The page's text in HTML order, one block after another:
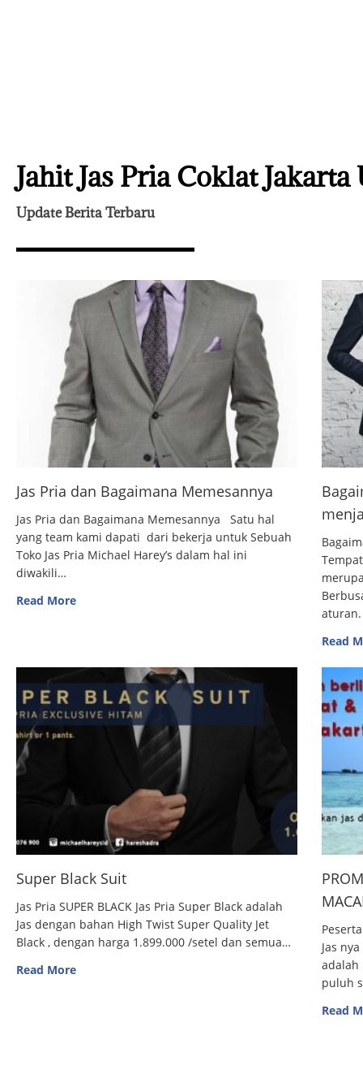
Jahit Jas Pria Coklat Jakarta
Update Berita Terbaru
Jas Pria dan Bagaimana Memesannya
Jas Pria dan Bagaimana Memesannya Satu hal
yang team kami dapati dari bekerja untuk Sebuah
Toko Jas Pria Michael Harey’s dalam hal ini
diwakili…
Read More
Read
Super Black Suit
Jas Pria SUPER BLACK Jas Pria Super Black adalah
Jas dengan bahan High Twist Super Quality Jet
Black , dengan harga 1.899.000 /setel dan semua…
Read More
Jas
adalah
puluh
Read